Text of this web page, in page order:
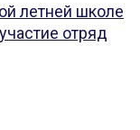
летней школе
отряд